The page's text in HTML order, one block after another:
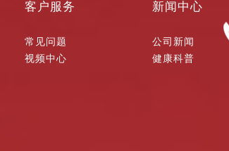
客户服务
常见问题
视频中心
新闻中心
公司新闻
健康科普